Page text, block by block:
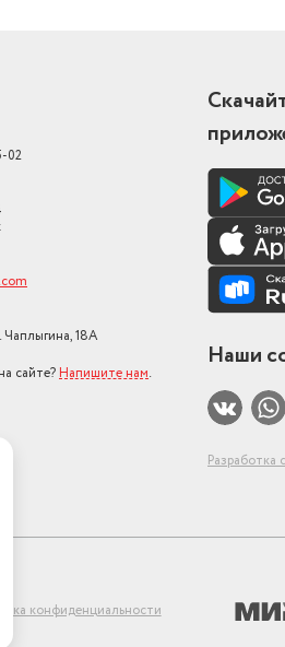
02
Чаплыгина, 18А
сайте? Напишите нам.
Наши
Разработка
конфиденциальности